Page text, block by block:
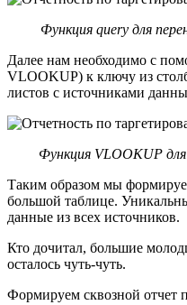
Функция query для
Далее нам необходимо с
VLOOKUP) к ключу из
листов с источниками
Функция VLOOKUP
Таким образом мы
большой таблице.
данные из всех источников.
Кто дочитал, большие
осталось чуть-чуть.
Формируем сквозной отчет